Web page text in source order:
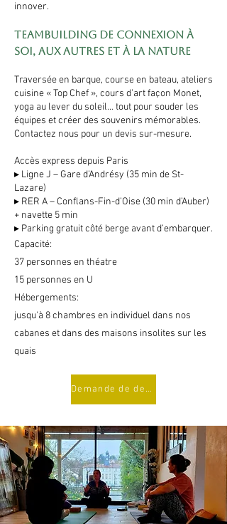
innover.
Teambuilding de connexion à
soi, aux autres et à la nature
Traversée en barque, course en bateau, ateliers
cuisine « Top Chef », cours d’art façon Monet,
yoga au lever du soleil… tout pour souder les
équipes et créer des souvenirs mémorables.
Contactez nous pour un devis sur-mesure.
Accès express depuis Paris
▸ Ligne J – Gare d’Andrésy (35 min de St-
Lazare)
▸ RER A – Conflans-Fin-d’Oise (30 min d’Auber)
+ navette 5 min
▸ Parking gratuit côté berge avant d’embarquer.
Capacité:
37 personnes en théatre
15 personnes en U
Hébergements:
jusqu'à 8 chambres en individuel dans nos
cabanes et dans des maisons insolites sur les
quais
Demande de devis sur-mesure